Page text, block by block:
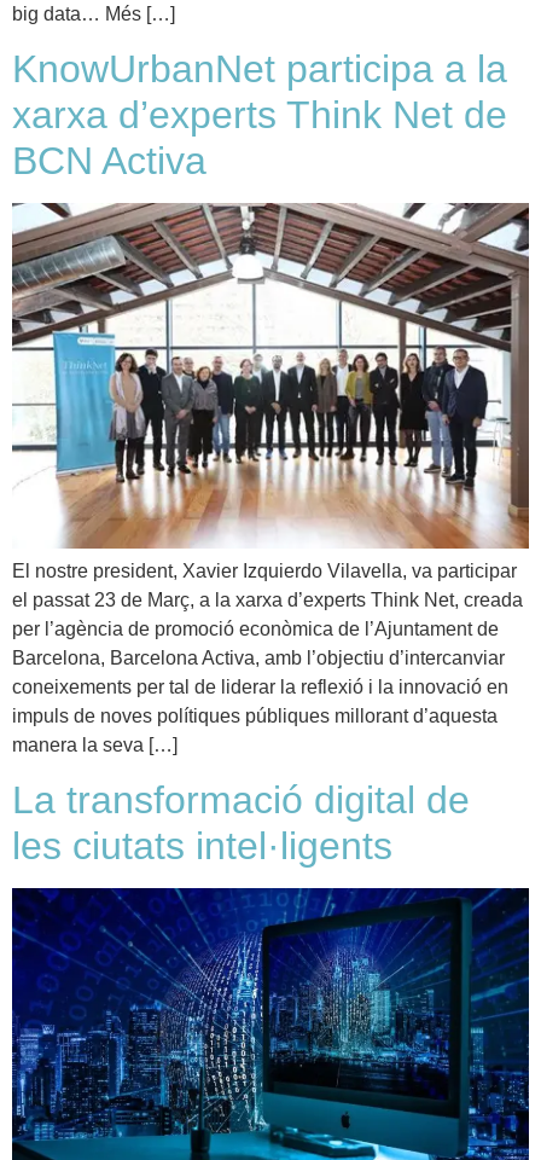
big data… Més […]
KnowUrbanNet participa a la
xarxa d’experts Think Net de
BCN Activa
El nostre president, Xavier Izquierdo Vilavella, va participar
el passat 23 de Març, a la xarxa d’experts Think Net, creada
per l’agència de promoció econòmica de l’Ajuntament de
Barcelona, Barcelona Activa, amb l’objectiu d’intercanviar
coneixements per tal de liderar la reflexió i la innovació en
impuls de noves polítiques públiques millorant d’aquesta
manera la seva […]
La transformació digital de
les ciutats intel·ligents